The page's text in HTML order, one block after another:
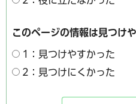
このページの情報は見つけ
1：見つけやすかった
2：見つけにくかった